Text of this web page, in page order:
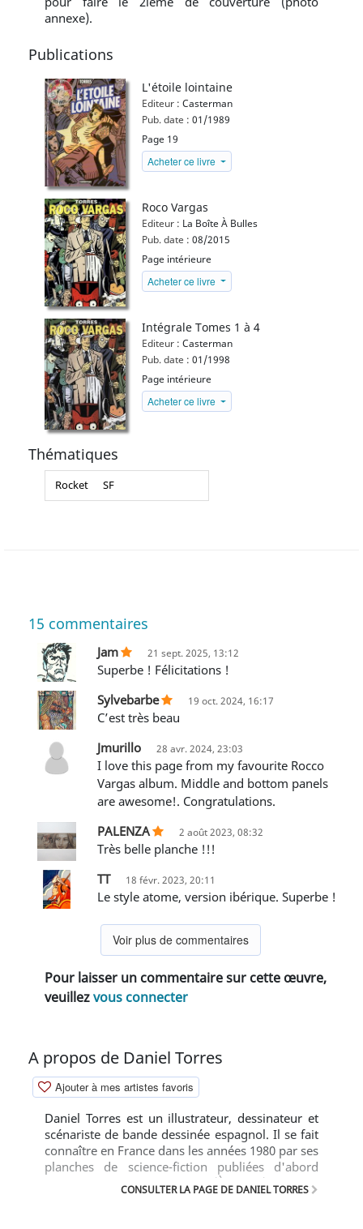
annexe).
Publications
L'étoile lointaine
Editeur : Casterman
Pub. date : 01/1989
Page 19
Acheter ce livre
Roco Vargas
Editeur : La Boîte À Bulles
Pub. date : 08/2015
Page intérieure
Acheter ce livre
Intégrale Tomes 1 à 4
Editeur : Casterman
Pub. date : 01/1998
Page intérieure
Acheter ce livre
Thématiques
Rocket SF
15 commentaires
Jam 21 sept. 2025, 13:12
Superbe ! Félicitations !
Sylvebarbe
19 oct. 2024, 16:17
C’est très beau
Jmurillo
28 avr. 2024, 23:03
I love this page from my favourite Rocco
Vargas album. Middle and bottom panels
are awesome!. Congratulations.
PALENZA
2 août 2023, 08:32
Très belle planche !!!
TT
18 févr. 2023, 20:11
Le style atome, version ibérique. Superbe !
Voir plus de commentaires
Pour laisser un commentaire sur cette œuvre,
veuillezvous connecter
A propos de Daniel Torres
Ajouter à mes artistes favoris
Daniel Torres est un illustrateur, dessinateur et
scénariste de bande dessinée espagnol. Il se fait
connaître en France dans les années 1980 par ses
planches de science-fiction publiées d'abord
dans Métal hurlant, puis dans (À suivre).
CONSULTER LA PAGE DE DANIEL TORRES